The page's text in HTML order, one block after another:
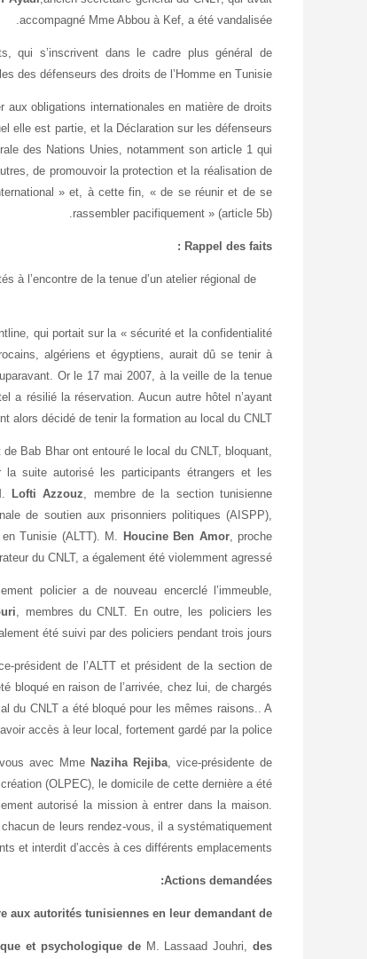
accompagné Mme Abbou à Kef, a été vandalisée.
qui s’inscrivent dans le cadre plus général de
des défenseurs des droits de l’Homme en Tunisie.
aux obligations internationales en matière de droits
elle est partie, et la Déclaration sur les défenseurs
des Nations Unies, notamment son article 1 qui
de promouvoir la protection et la réalisation de
» et, à cette fin, « de se réunir et de se
rassembler pacifiquement » (article 5b).
Rappel des faits :
à l’encontre de la tenue d’un atelier régional de
qui portait sur la « sécurité et la confidentialité
algériens et égyptiens, aurait dû se tenir à
Or le 17 mai 2007, à la veille de la tenue
a résilié la réservation. Aucun autre hôtel n’ayant
alors décidé de tenir la formation au local du CNLT.
Bab Bhar ont entouré le local du CNLT, bloquant,
suite autorisé les participants étrangers et les
Lofti Azzouz , membre de la section tunisienne
de soutien aux prisonniers politiques (AISPP),
Tunisie (ALTT). M. Houcine Ben Amor, proche
du CNLT, a également été violemment agressé.
policier a de nouveau encerclé l’immeuble,
, membres du CNLT. En outre, les policiers les
été suivi par des policiers pendant trois jours.
président de l’ALTT et président de la section de
bloqué en raison de l’arrivée, chez lui, de chargés
du CNLT a été bloqué pour les mêmes raisons.. A
accès à leur local, fortement gardé par la police.
avec Mme Naziha Rejiba , vice-présidente de
(OLPEC), le domicile de cette dernière a été
autorisé la mission à entrer dans la maison.
de leurs rendez-vous, il a systématiquement
et interdit d’accès à ces différents emplacements.
Actions demandées:
aux autorités tunisiennes en leur demandant de :
et psychologique de M. Lassaad Jouhri,des